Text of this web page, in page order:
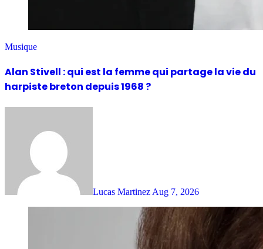
Musique
Alan Stivell : qui est la femme qui partage la vie du
harpiste breton depuis 1968 ?
Lucas Martinez Aug 7, 2026